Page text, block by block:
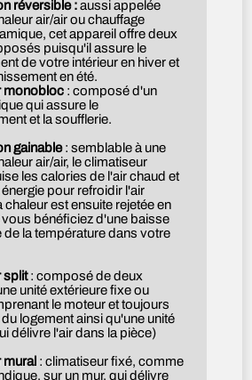
réversible :aussi appelée
air/air ou chauffage
cet appareil offre deux
puisqu'il assure le
de votre intérieur en hiver et
en été.
monobloc : composé d'un
qui assure le
et la soufflerie.
gainable: semblable à une
air/air, le climatiseur
les calories de l'air chaud et
pour refroidir l'air
chaleur est ensuite rejetée en
vous bénéficiez d'une baisse
la température dans votre
split: composé de deux
unité extérieure fixe ou
le moteur et toujours
logement ainsi qu'une unité
délivre l'air dans la pièce)
mural : climatiseur fixé, comme
sur un mur, qui délivre